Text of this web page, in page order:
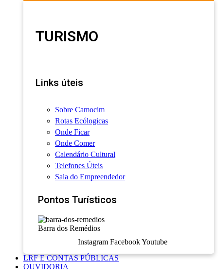
TURISMO
Links úteis
Sobre Camocim
Rotas Ecólogicas
Onde Ficar
Onde Comer
Calendário Cultural
Telefones Úteis
Sala do Empreendedor
Pontos Turísticos
Barra dos Remédios
Instagram Facebook Youtube
LRF E CONTAS PÚBLICAS
OUVIDORIA